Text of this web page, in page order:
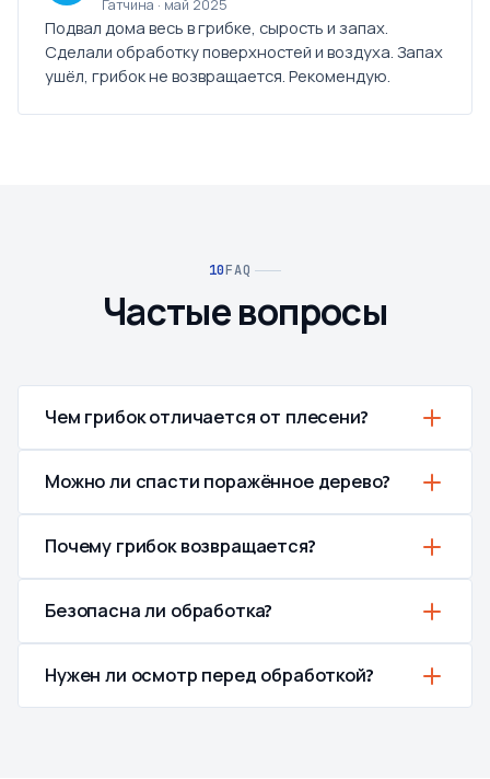
Гатчина · май 2025
Подвал дома весь в грибке, сырость и запах.
Сделали обработку поверхностей и воздуха. Запах
ушёл, грибок не возвращается. Рекомендую.
FAQ
Частые вопросы
Чем грибок отличается от плесени?
Можно ли спасти поражённое дерево?
Почему грибок возвращается?
Безопасна ли обработка?
Нужен ли осмотр перед обработкой?